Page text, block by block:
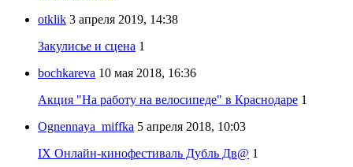
otklik 3 апреля 2019, 14:38
Закулисье и сцена 1
bochkareva 10 мая 2018, 16:36
Акция "На работу на велосипеде" в Краснодаре 1
Ognennaya_miffka 5 апреля 2018, 10:03
IX Онлайн-кинофестиваль Дубль Дв@ 1